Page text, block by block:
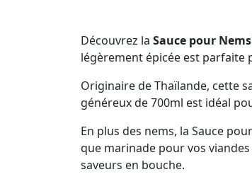
Découvrez la Sauce pour
légèrement épicée est
Originaire de Thaïlande, cette
généreux de 700ml est idéal
En plus des nems, la Sauce
que marinade pour vos
saveurs en bouche.